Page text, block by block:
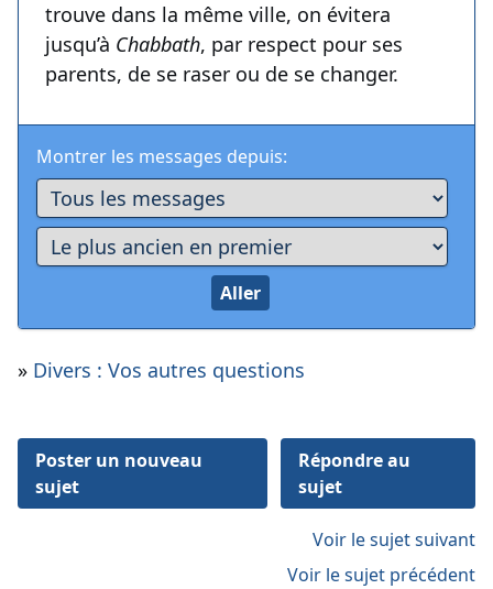
trouve dans la même ville, on évitera
jusqu’à Chabbath, par respect pour ses
parents, de se raser ou de se changer.
Montrer les messages depuis:
» Divers : Vos autres questions
Poster un nouveau
sujet
Répondre au
sujet
Voir le sujet suivant
Voir le sujet précédent